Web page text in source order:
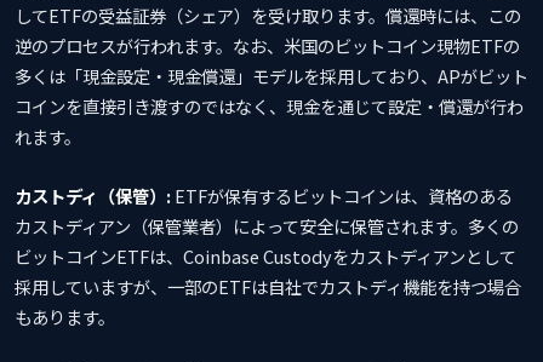
してETFの受益証券（シェア）を受け取ります。償還時には、この
逆のプロセスが行われます。なお、米国のビットコイン現物ETFの
多くは「現金設定・現金償還」モデルを採用しており、APがビット
コインを直接引き渡すのではなく、現金を通じて設定・償還が行わ
れます。
カストディ（保管）:ETFが保有するビットコインは、資格のある
カストディアン（保管業者）によって安全に保管されます。多くの
ビットコインETFは、Coinbase Custodyをカストディアンとして
採用していますが、一部のETFは自社でカストディ機能を持つ場合
もあります。